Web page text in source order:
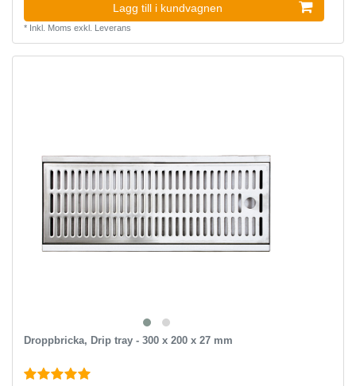
Lagg till i kundvagnen
* Inkl. Moms exkl. Leverans
Droppbricka, Drip tray - 300 x 200 x 27 mm